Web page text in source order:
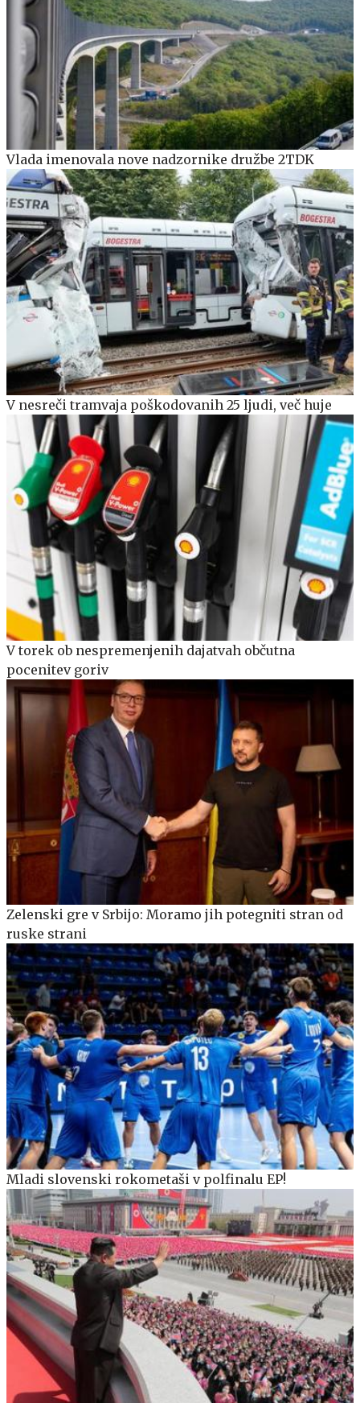
Vlada imenovala nove nadzornike družbe 2TDK
V nesreči tramvaja poškodovanih 25 ljudi, več huje
V torek ob nespremenjenih dajatvah občutna
pocenitev goriv
Zelenski gre v Srbijo: Moramo jih potegniti stran od
ruske strani
Mladi slovenski rokometaši v polfinalu EP!